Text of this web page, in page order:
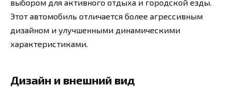
выбором для активного отдыха и городской езды.
Этот автомобиль отличается более агрессивным
дизайном и улучшенными динамическими
характеристиками.
Дизайн и внешний вид